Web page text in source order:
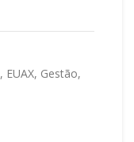
, EUAX, Gestão,